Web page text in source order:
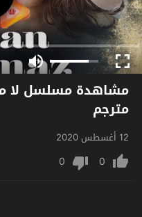
مترجم
12 أغسطس 2020
0
0